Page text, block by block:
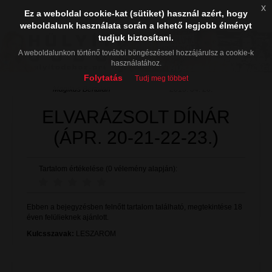
ELVARÁZSOLT DÍNÁR
(ÁPR. 20-21-22-23.)
Tartalom értékelése (0 vélemény alapján):
Ebben a bejegyzésben felnőtt tartalom található, megtekintése 18
éven felülieknek ajánlott.
Kulcsszavak:
LESZAROM
Ez a weboldal cookie-kat (sütiket) használ azért, hogy
weboldalunk használata során a lehető legjobb élményt
tudjuk biztosítani.
A weboldalunkon történő további böngészéssel hozzájárulsz a cookie-k
használatához.
Folytatás Tudj meg többet
x